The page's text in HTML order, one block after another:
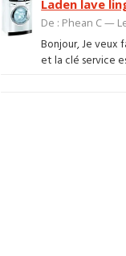
Laden lave
De : Phean C —
Bonjour, Je veux
et la clé service